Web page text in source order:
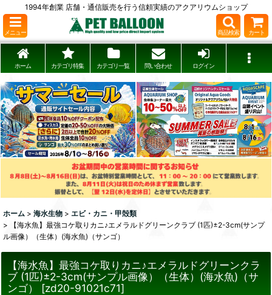
1994年創業 店舗・通信販売を行う信頼実績のアクアリウムショップ
メニュー 商品検索 カート
ホーム カテゴリ特集 カテゴリ一覧 問い合わせ ログイン
ホーム > 海水生物 > エビ・カニ・甲殻類
>
【海水魚】最強コケ取りカニ♪エメラルドグリーンクラブ (1匹)±2-3cm(サンプ
ル画像）（生体）(海水魚)（サンゴ）
【海水魚】最強コケ取りカニ♪エメラルドグリーンクラ
ブ (1匹)±2-3cm(サンプル画像）（生体）(海水魚)（サ
ンゴ）
[zd20-91021c71]